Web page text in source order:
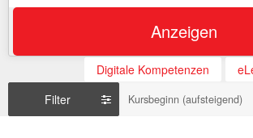
Anzeigen
Digitale Kompetenzen
Filter
Kursbeginn (aufsteigend)